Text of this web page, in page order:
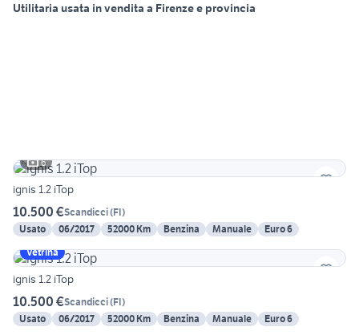
Utilitaria usata in vendita a Firenze e provincia
6
ignis 1.2 iTop
10.500 €Scandicci(FI)
Usato
06/2017 52000 Km Benzina Manuale
Euro 6
Vetrina
ignis 1.2 iTop
10.500 €Scandicci(FI)
Usato
06/2017 52000 Km Benzina Manuale Euro 6